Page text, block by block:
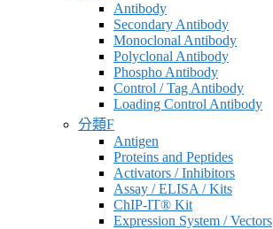
Antibody
Secondary Antibody
Monoclonal Antibody
Polyclonal Antibody
Phospho Antibody
Control / Tag Antibody
Loading Control Antibody
分類F
Antigen
Proteins and Peptides
Activators / Inhibitors
Assay / ELISA / Kits
ChIP-IT® Kit
Expression System / Vectors